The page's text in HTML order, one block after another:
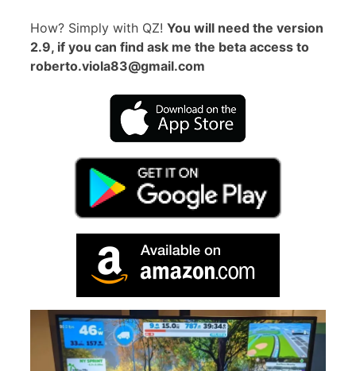
How? Simply with QZ! You will need the version
2.9, if you can find ask me the beta access to
roberto.viola83@gmail.com